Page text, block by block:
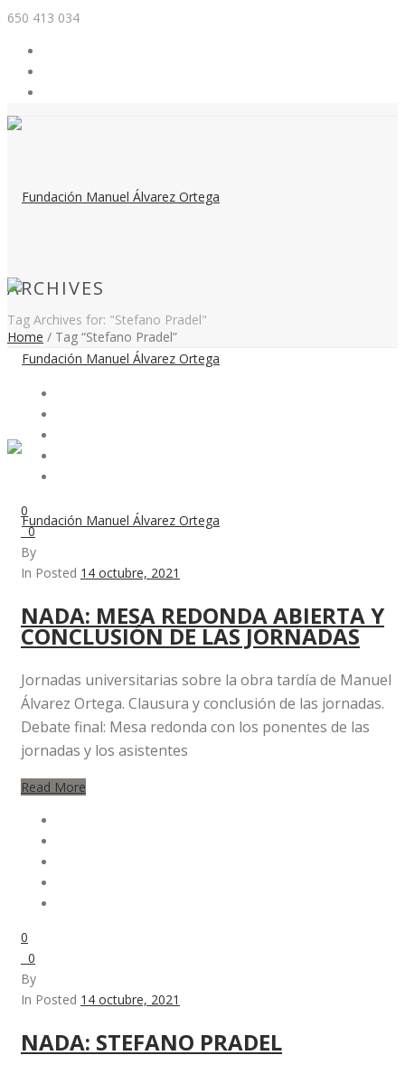
650 413 034
ARCHIVES
Tag Archives for: "Stefano Pradel"
Home / Tag “Stefano Pradel”
0
0
By
In Posted 14 octubre, 2021
NADA: MESA REDONDA ABIERTA Y
CONCLUSIÓN DE LAS JORNADAS
Jornadas universitarias sobre la obra tardía de Manuel
Álvarez Ortega. Clausura y conclusión de las jornadas.
Debate final: Mesa redonda con los ponentes de las
jornadas y los asistentes
Read More
0
0
By
In Posted 14 octubre, 2021
NADA: STEFANO PRADEL